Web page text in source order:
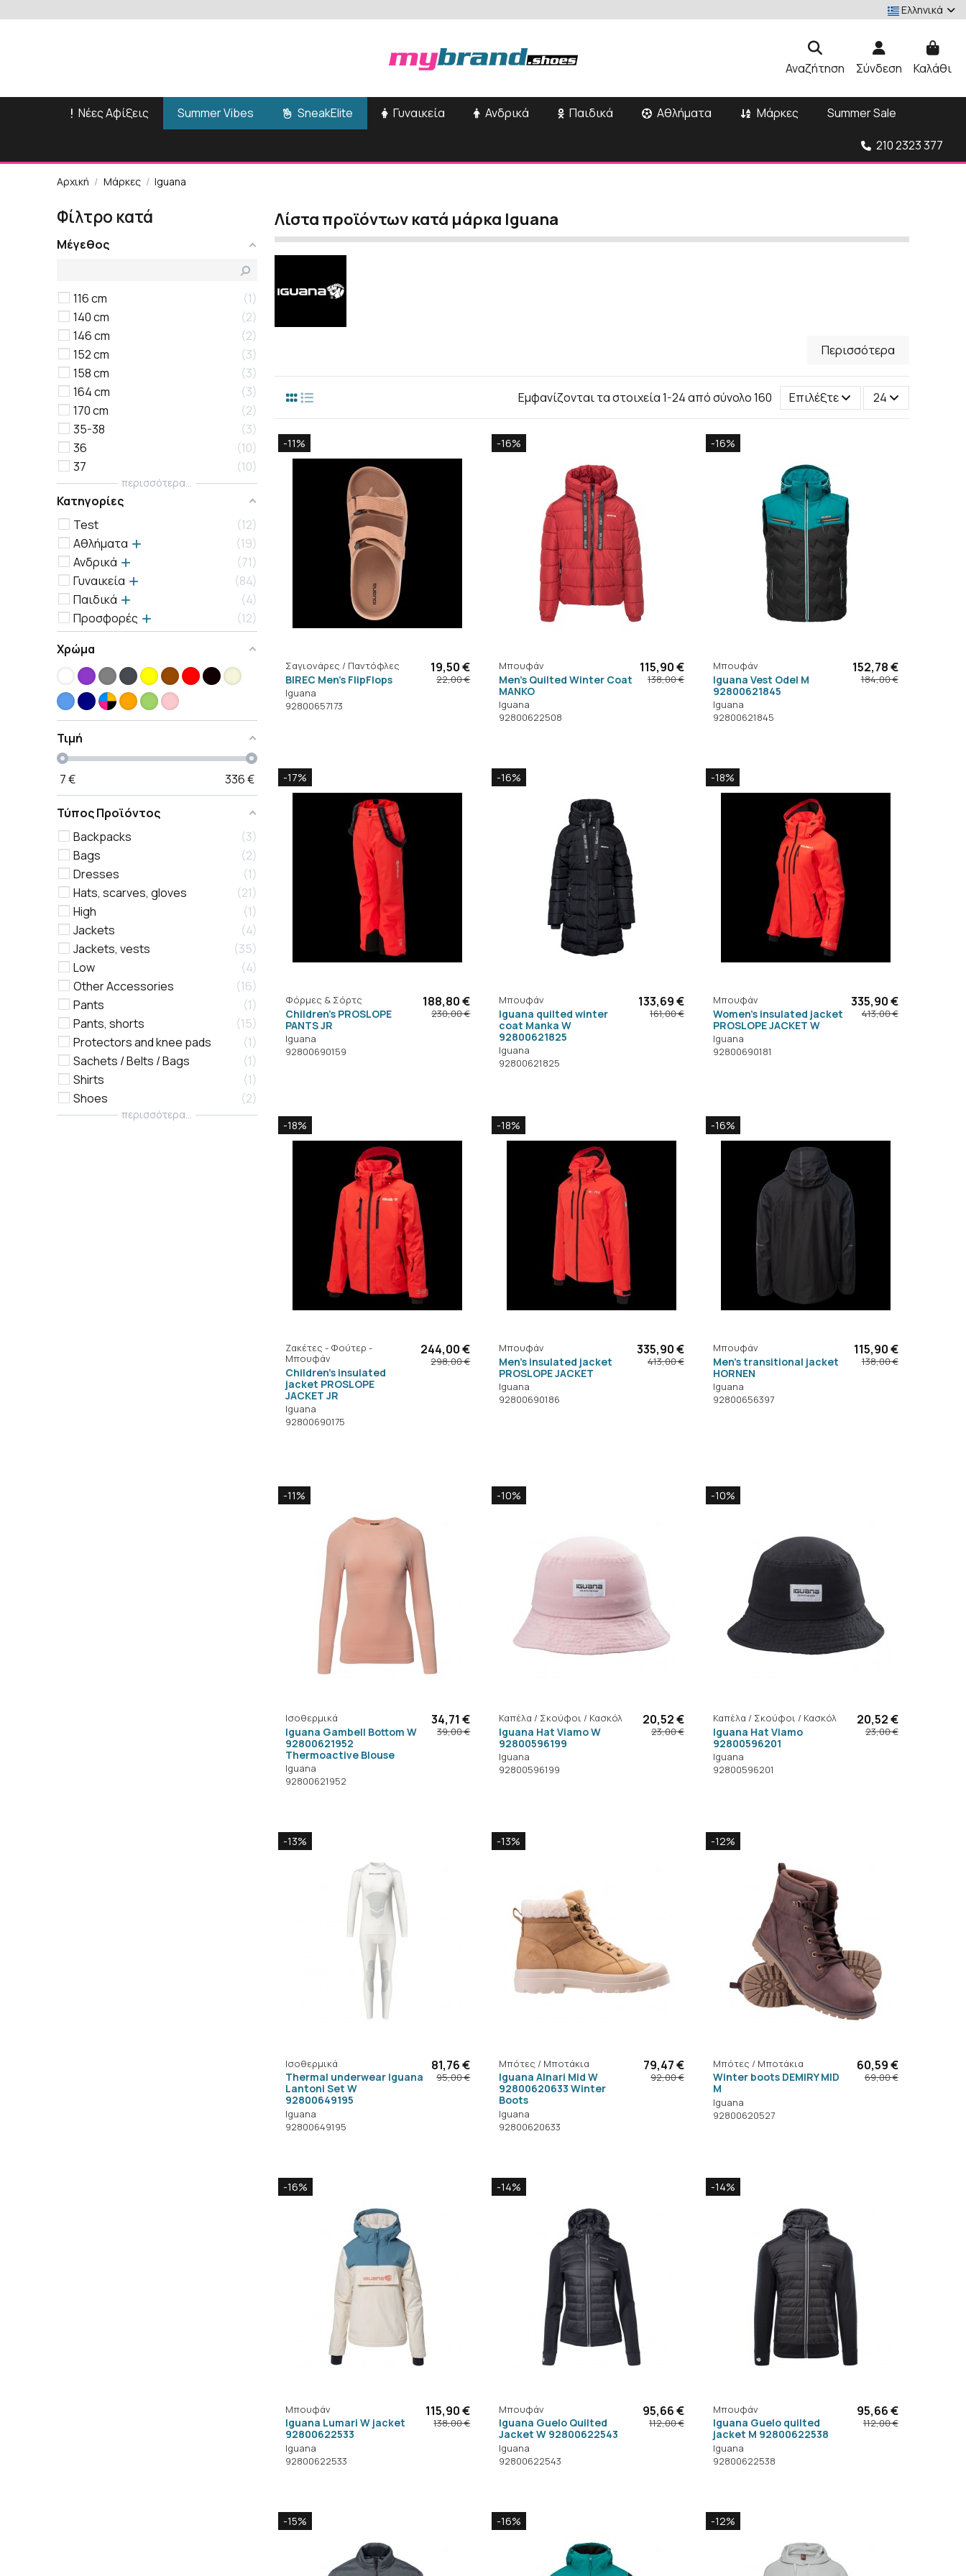
Ελληνικά
Αναζήτηση Σύνδεση Καλάθι
Νέες Αφίξεις Summer Vibes SneakElite Γυναικεία Ανδρικά Παιδικά Αθλήματα Μάρκες Summer Sale
210 2323 377
Αρχική Μάρκες Iguana
Λίστα προϊόντων κατά μάρκα Iguana
Περισσότερα
Εμφανίζονται τα στοιχεία 1-24 από σύνολο 160 Επιλέξτε 24
-11%
Σαγιονάρες / Παντόφλες
BIREC Men's FlipFlops
Iguana
92800657173
19,50 €
22,00 €
-16%
Μπουφάν
Men's Quilted Winter Coat
MANKO
Iguana
92800622508
115,90 €
138,00 €
-16%
Μπουφάν
Iguana Vest Odel M
92800621845
Iguana
92800621845
152,78 €
184,00 €
-17%
Φόρμες & Σόρτς
Children's PROSLOPE
PANTS JR
Iguana
92800690159
188,80 €
230,00 €
-16%
Μπουφάν
Iguana quilted winter
coat Manka W
92800621825
Iguana
92800621825
133,69 €
161,00 €
-18%
Μπουφάν
Women's insulated jacket
PROSLOPE JACKET W
Iguana
92800690181
335,90 €
413,00 €
-18%
Ζακέτες - Φούτερ -
Μπουφάν
Children's insulated
jacket PROSLOPE
JACKET JR
Iguana
92800690175
244,00 €
298,00 €
-18%
Μπουφάν
Men's insulated jacket
PROSLOPE JACKET
Iguana
92800690186
335,90 €
413,00 €
-16%
Μπουφάν
Men's transitional jacket
HORNEN
Iguana
92800656397
115,90 €
138,00 €
-11%
Ισοθερμικά
Iguana Gambell Bottom W
92800621952
Thermoactive Blouse
Iguana
92800621952
34,71 €
39,00 €
-10%
Καπέλα / Σκούφοι / Κασκόλ
Iguana Hat Viamo W
92800596199
Iguana
92800596199
20,52 €
23,00 €
-10%
Καπέλα / Σκούφοι / Κασκόλ
Iguana Hat Viamo
92800596201
Iguana
92800596201
20,52 €
23,00 €
-13%
Ισοθερμικά
Thermal underwear Iguana
Lantoni Set W
92800649195
Iguana
92800649195
81,76 €
95,00 €
-13%
Μπότες / Μποτάκια
Iguana Alnari Mid W
92800620633 Winter
Boots
Iguana
92800620633
79,47 €
92,00 €
-12%
Μπότες / Μποτάκια
Winter boots DEMIRY MID
M
Iguana
92800620527
60,59 €
69,00 €
-16%
Μπουφάν
Iguana Lumari W jacket
92800622533
Iguana
92800622533
115,90 €
138,00 €
-14%
Μπουφάν
Iguana Guelo Quilted
Jacket W 92800622543
Iguana
92800622543
95,66 €
112,00 €
-14%
Μπουφάν
Iguana Guelo quilted
jacket M 92800622538
Iguana
92800622538
95,66 €
112,00 €
-15% -16% -12%
Φίλτρο κατά
Μέγεθος
116 cm
1
140 cm
2
146 cm
2
152 cm
3
158 cm
3
164 cm
3
170 cm
2
35-38
3
36
10
37
10
περισσότερα...
Κατηγορίες
Test
12
Αθλήματα
19
Ανδρικά
71
Γυναικεία
84
Παιδικά
4
Προσφορές
12
Χρώμα
Τιμή
7€ 336€
Τύπος Προϊόντος
Backpacks
3
Bags
2
Dresses
1
Hats, scarves, gloves
21
High
1
Jackets
4
Jackets, vests
35
Low
4
Other Accessories
16
Pants
1
Pants, shorts
15
Protectors and knee pads
1
Sachets / Belts / Bags
1
Shirts
1
Shoes
2
περισσότερα...